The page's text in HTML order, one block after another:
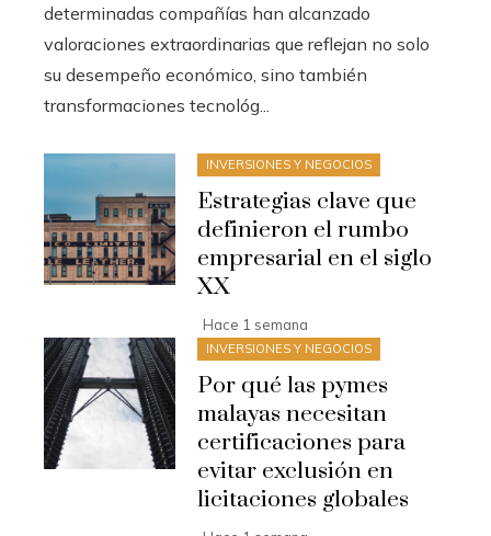
determinadas compañías han alcanzado
valoraciones extraordinarias que reflejan no solo
su desempeño económico, sino también
transformaciones tecnológ...
INVERSIONES Y NEGOCIOS
Estrategias clave que
definieron el rumbo
empresarial en el siglo
XX
Hace 1 semana
INVERSIONES Y NEGOCIOS
Por qué las pymes
malayas necesitan
certificaciones para
evitar exclusión en
licitaciones globales